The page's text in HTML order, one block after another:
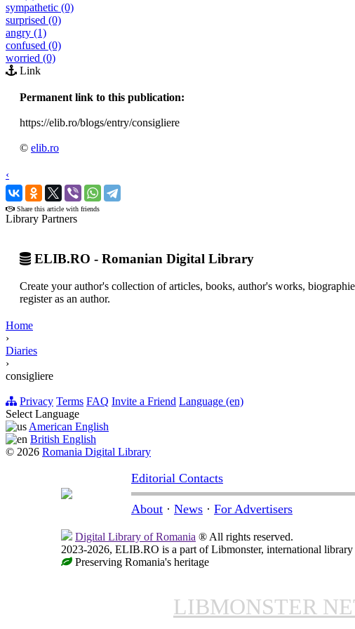
sympathetic (0)
surprised (0)
angry (1)
confused (0)
worried (0)
Link
Permanent link to this publication:
https://elib.ro/blogs/entry/consigliere
© elib.ro
‹
›
Share this article with friends
Library Partners
ELIB.RO - Romanian Digital Library
Create your author's collection of articles, books, author's works,
register as an author.
Home
›
Diaries
›
consigliere
Privacy Terms FAQ Invite a Friend Language (en)
Select Language
American English
British English
© 2026 Romania Digital Library
Editorial Contacts
About · News · For Advertisers
Digital Library of Romania ® All rights reserved.
2023-2026, ELIB.RO is a part of Libmonster, international
Preserving Romania's heritage
LIBMONSTER